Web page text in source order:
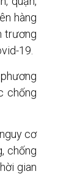
hàng
trương
19.
chống
cơ
chống
gian